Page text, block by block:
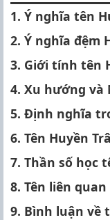
1. Ý nghĩa tên
2. Ý nghĩa đệm
3. Giới tính tên
4. Xu hướng và
5. Định nghĩa
6. Tên Huyền
7. Thần số học
8. Tên liên
9. Bình luận về